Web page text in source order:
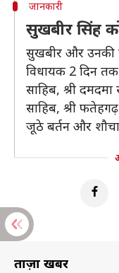
जानकारी
सुखबीर सिंह
सुखबीर और उनकी
विधायक 2 दिन
साहिब, श्री
साहिब, श्री
जूठे बर्तन और
ताज़ा खबरें